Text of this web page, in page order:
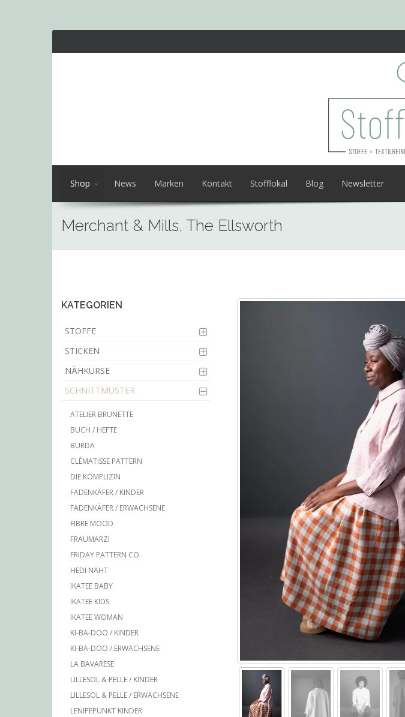
Shop News Marken Kontakt Stofflokal Blog Newsletter
Merchant & Mills, The Ellsworth
KATEGORIEN
STOFFE
STICKEN
NÄHKURSE
SCHNITTMUSTER
ATELIER BRUNETTE
BUCH / HEFTE
BURDA
CLÉMATISSE PATTERN
DIE KOMPLIZIN
FADENKÄFER / KINDER
FADENKÄFER / ERWACHSENE
FIBRE MOOD
FRAUMARZI
FRIDAY PATTERN CO.
HEDI NÄHT
IKATEE BABY
IKATEE KIDS
IKATEE WOMAN
KI-BA-DOO / KINDER
KI-BA-DOO / ERWACHSENE
LA BAVARESE
LILLESOL & PELLE / KINDER
LILLESOL & PELLE / ERWACHSENE
LENIPEPUNKT KINDER